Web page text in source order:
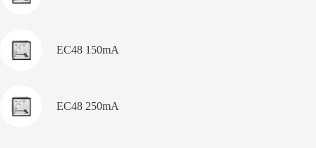
EC48 150mA
EC48 250mA